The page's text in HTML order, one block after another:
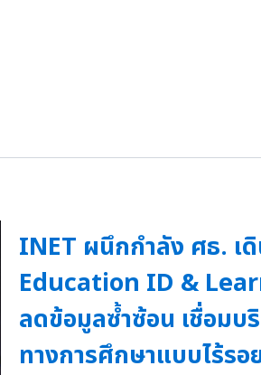
INET ผนึกกำลัง ศธ. เ
Education ID &
ลดข้อมูลซ้ำซ้อน เชื่อมบ
ทางการศึกษาแบบไร้รอ